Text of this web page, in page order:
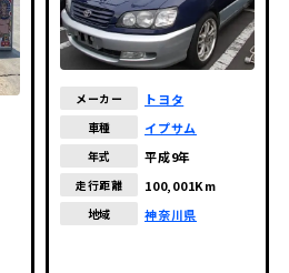
メーカー トヨタ
車種 イプサム
年式 平成9年
走行距離 100,001Km
地域 神奈川県